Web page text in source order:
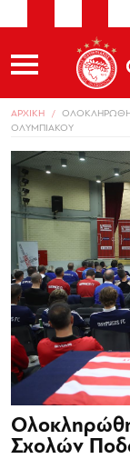
ΑΡΧΙΚΗ
ΟΛΥΜΠΙΑΚΟΥ
Σχολών